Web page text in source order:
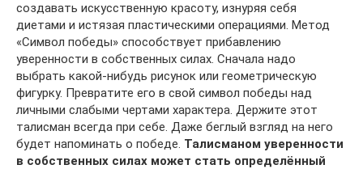
создавать искусственную красоту, изнуряя себя
диетами и истязая пластическими операциями. Метод
«Символ победы» способствует прибавлению
уверенности в собственных силах. Сначала надо
выбрать какой-нибудь рисунок или геометрическую
фигурку. Превратите его в свой символ победы над
личными слабыми чертами характера. Держите этот
талисман всегда при себе. Даже беглый взгляд на него
будет напоминать о победе. Талисманом уверенности
в собственных силах может стать определённый